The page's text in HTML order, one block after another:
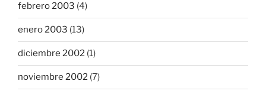
febrero 2003 (4)
enero 2003 (13)
diciembre 2002 (1)
noviembre 2002 (7)